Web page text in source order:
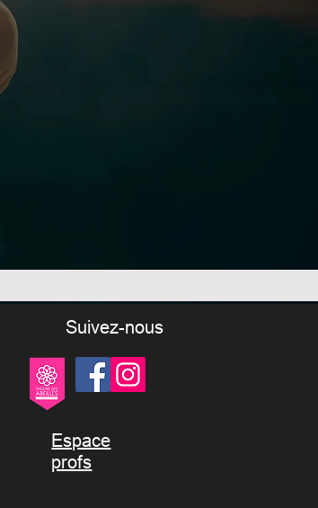
Suivez-nous
Espace
profs